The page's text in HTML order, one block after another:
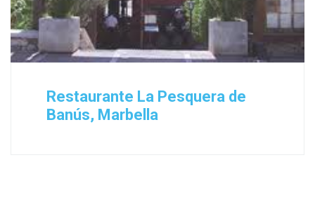
Restaurante La Pesquera de
Banús, Marbella